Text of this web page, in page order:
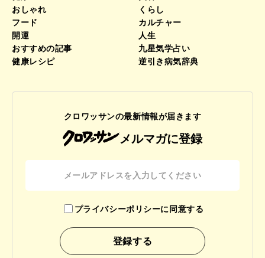
おしゃれ
くらし
フード
カルチャー
開運
人生
おすすめの記事
九星気学占い
健康レシピ
逆引き病気辞典
クロワッサンの最新情報が届きます
メルマガに登録
プライバシーポリシーに同意する